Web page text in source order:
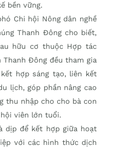
bền vững.
Chi hội Nông dân nghề
Thanh Đông cho biết,
hữu cơ thuộc Hợp tác
Đông đều tham gia
hợp sáng tạo, liên kết
lịch, góp phần nâng cao
thu nhập cho cho bà con
viên lớn tuổi.
dịp để kết hợp giữa hoạt
với các hình thức dịch